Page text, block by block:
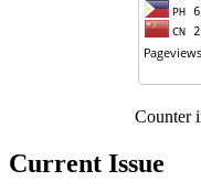
Counter
Current Issue